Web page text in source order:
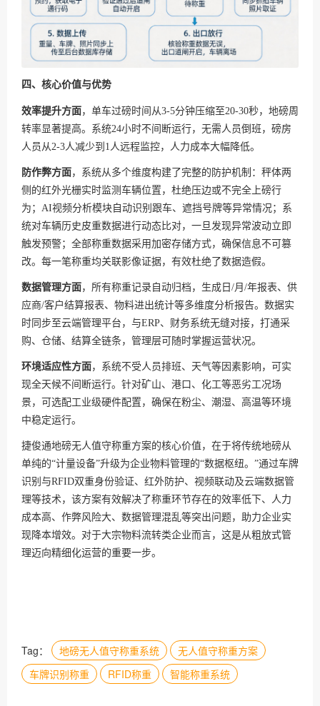
四、核心价值与优势
效率提升方面，单车过磅时间从3-5分钟压缩至20-30秒，地磅周
转率显著提高。系统24小时不间断运行，无需人员倒班，磅房
人员从2-3人减少到1人远程监控，人力成本大幅降低。
防作弊方面 ，系统从多个维度构建了完整的防护机制：秤体两
侧的红外光栅实时监测车辆位置，杜绝压边或不完全上磅行
为；AI视频分析模块自动识别跟车、遮挡号牌等异常情况；系
统对车辆历史皮重数据进行动态比对，一旦发现异常波动立即
触发预警；全部称重数据采用加密存储方式，确保信息不可篡
改。每一笔称重均关联影像证据，有效杜绝了数据造假。
数据管理方面 ，所有称重记录自动归档，生成日/月/年报表、供
应商/客户结算报表、物料进出统计等多维度分析报告。数据实
时同步至云端管理平台，与ERP、财务系统无缝对接，打通采
购、仓储、结算全链条，管理层可随时掌握运营状况。
环境适应性方面 ，系统不受人员排班、天气等因素影响，可实
现全天候不间断运行。针对矿山、港口、化工等恶劣工况场
景，可选配工业级硬件配置，确保在粉尘、潮湿、高温等环境
中稳定运行。
捷俊通地磅无人值守称重方案的核心价值，在于将传统地磅从
单纯的“计量设备”升级为企业物料管理的“数据枢纽。”通过车牌
识别与RFID双重身份验证、红外防护、视频联动及云端数据管
理等技术，该方案有效解决了称重环节存在的效率低下、人力
成本高、作弊风险大、数据管理混乱等突出问题，助力企业实
现降本增效。对于大宗物料流转类企业而言，这是从粗放式管
理迈向精细化运营的重要一步。
Tag： 地磅无人值守称重系统
无人值守称重方案
车牌识别称重
RFID称重 智能称重系统